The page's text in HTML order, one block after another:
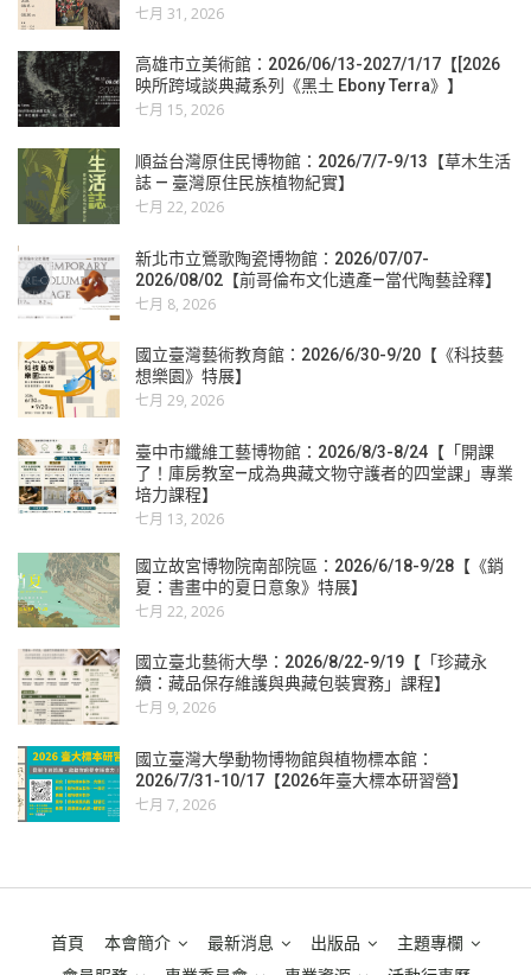
七月 31, 2026
高雄市立美術館：2026/06/13-2027/1/17【[2026
映所跨域談典藏系列《黑土 Ebony Terra》】
七月 15, 2026
順益台灣原住民博物館：2026/7/7-9/13【草木生活
誌 — 臺灣原住民族植物紀實】
七月 22, 2026
新北市立鶯歌陶瓷博物館：2026/07/07-
2026/08/02【前哥倫布文化遺產—當代陶藝詮釋】
七月 8, 2026
國立臺灣藝術教育館：2026/6/30-9/20【《科技藝
想樂園》特展】
七月 29, 2026
臺中市纖維工藝博物館：2026/8/3-8/24【「開課
了！庫房教室—成為典藏文物守護者的四堂課」專業
培力課程】
七月 13, 2026
國立故宮博物院南部院區：2026/6/18-9/28【《銷
夏：書畫中的夏日意象》特展】
七月 22, 2026
國立臺北藝術大學：2026/8/22-9/19【「珍藏永
續：藏品保存維護與典藏包裝實務」課程】
七月 9, 2026
國立臺灣大學動物博物館與植物標本館：
2026/7/31-10/17【2026年臺大標本研習營】
七月 7, 2026
首頁 本會簡介 最新消息 出版品
主題專欄